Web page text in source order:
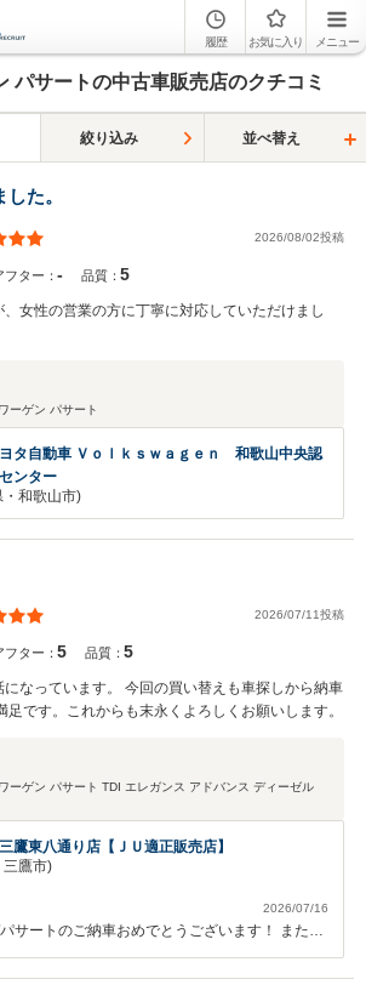
履歴 お気に入り メニュー
パサートの中古車販売店のクチコミ
絞り込み 並べ替え
た。
2026/08/02投稿
フター：- 品質：5
女性の営業の方に丁寧に対応していただけまし
ーゲン パサート
タ自動車 Ｖｏｌｋｓｗａｇｅｎ 和歌山中央認
ンター
和歌山市)
2026/07/11投稿
フター：5 品質：5
なっています。 今回の買い替えも車探しから納車
足です。これからも末永くよろしくお願いします。
ーゲン パサート TDI エレガンス アドバンス ディーゼル
鷹東八通り店【ＪＵ適正販売店】
三鷹市)
2026/07/16
サートのご納車おめでとうございます！ またこ
社をご利用頂きましてありがとうございます。